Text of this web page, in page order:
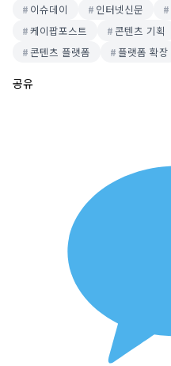
이슈데이
인터넷신문
케이팝포스트
콘텐츠 기획
콘텐츠 플랫폼
플랫폼 확장
공유